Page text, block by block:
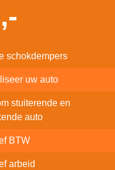
schokdempers
uw auto
stuiterende en
auto
BTW
arbeid